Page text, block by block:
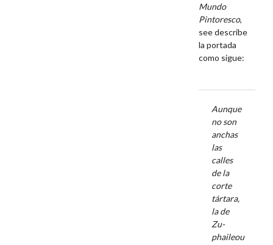
Mundo
Pintoresco,
see describe
la portada
como sigue:
Aunque
no son
anchas
las
calles
de la
corte
tártara,
la de
Zu-
phaileou